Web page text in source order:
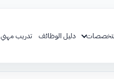
دليل الوظائف تدريب مهني